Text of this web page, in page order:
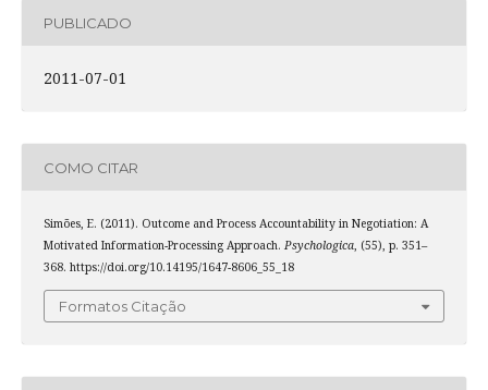
PUBLICADO
2011-07-01
COMO CITAR
Simões, E. (2011). Outcome and Process Accountability in Negotiation: A
Motivated Information-Processing Approach. Psychologica, (55), p. 351–
368. https://doi.org/10.14195/1647-8606_55_18
Formatos Citação